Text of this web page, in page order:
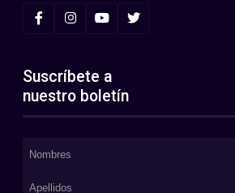
Suscríbete a
nuestro boletín